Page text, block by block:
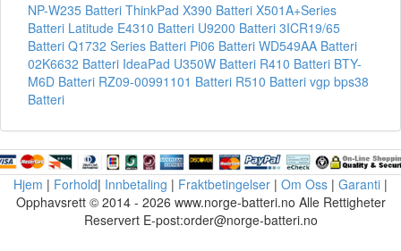
NP-W235 Batteri ThinkPad X390 Batteri X501A+Series
Batteri Latitude E4310 Batteri U9200 Batteri 3ICR19/65
Batteri Q1732 Series Batteri Pi06 Batteri WD549AA Batteri
02K6632 Batteri IdeaPad U350W Batteri R410 Batteri BTY-
M6D Batteri RZ09-00991101 Batteri R510 Batteri vgp bps38
Batteri
Hjem | Forhold| Innbetaling | Fraktbetingelser | Om Oss | Garanti |
Opphavsrett © 2014 - 2026 www.norge-batteri.no Alle Rettigheter
Reservert E-post:order@norge-batteri.no